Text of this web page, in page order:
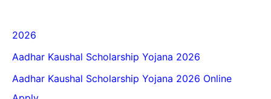
2026
Aadhar Kaushal Scholarship Yojana 2026
Aadhar Kaushal Scholarship Yojana 2026 Online